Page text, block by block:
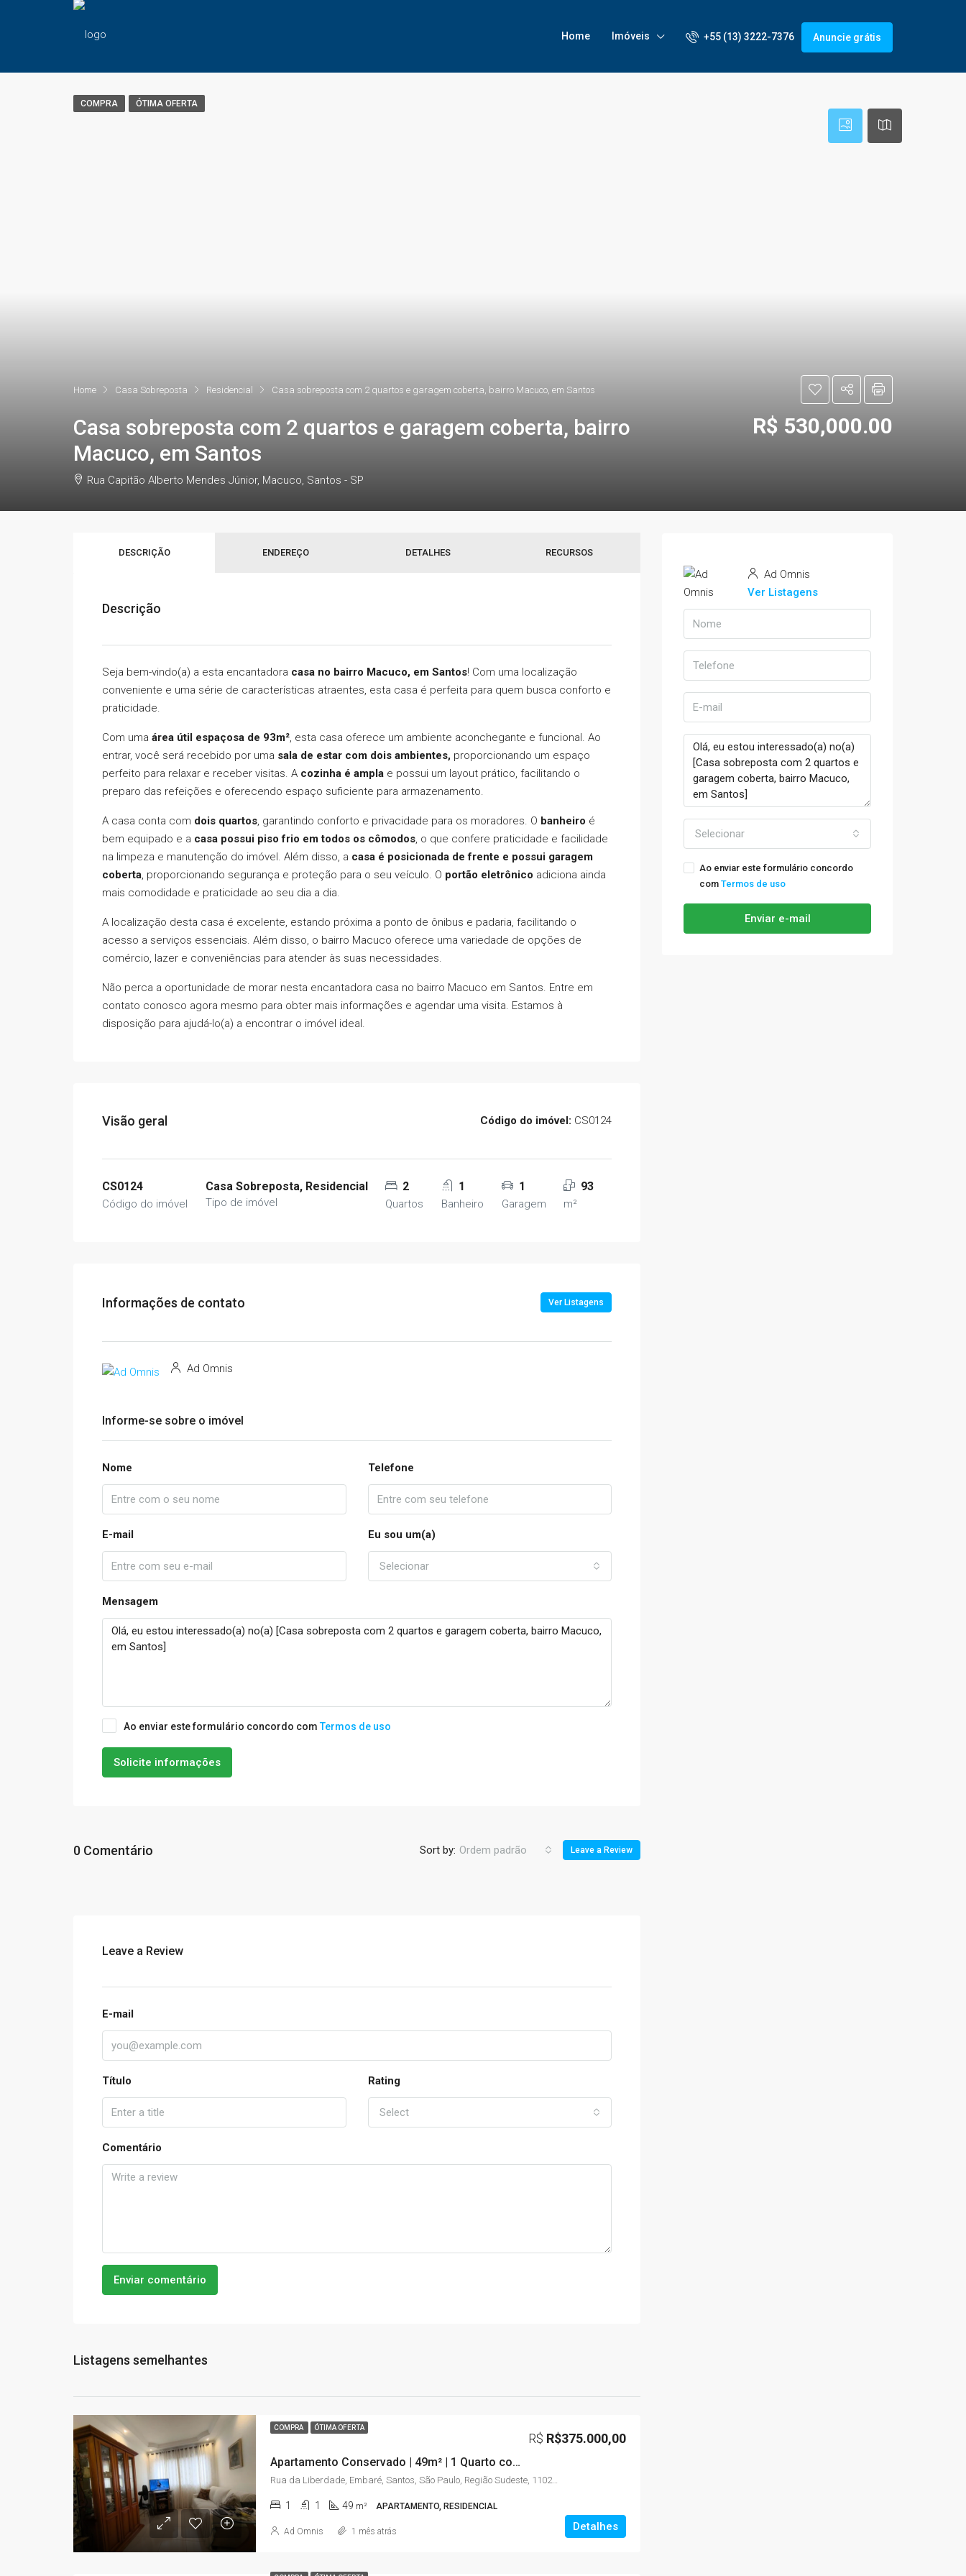
Home Imóveis +55 (13) 3222-7376 Anuncie grátis
COMPRA ÓTIMA OFERTA
Home Casa Sobreposta Residencial Casa sobreposta com 2 quartos e garagem coberta, bairro Macuco, em Santos
Casa sobreposta com 2 quartos e garagem coberta, bairro
Macuco, em Santos
R$ 530,000.00
Rua Capitão Alberto Mendes Júnior, Macuco, Santos - SP
DESCRIÇÃO ENDEREÇO DETALHES RECURSOS
Descrição
Seja bem-vindo(a) a esta encantadora casa no bairro Macuco, em Santos! Com uma localização
conveniente e uma série de características atraentes, esta casa é perfeita para quem busca conforto e
praticidade.
Com uma área útil espaçosa de 93m², esta casa oferece um ambiente aconchegante e funcional. Ao
entrar, você será recebido por uma sala de estar com dois ambientes, proporcionando um espaço
perfeito para relaxar e receber visitas. A cozinha é ampla e possui um layout prático, facilitando o
preparo das refeições e oferecendo espaço suficiente para armazenamento.
A casa conta com dois quartos, garantindo conforto e privacidade para os moradores. O banheiro é
bem equipado e a casa possui piso frio em todos os cômodos, o que confere praticidade e facilidade
na limpeza e manutenção do imóvel. Além disso, a casa é posicionada de frente e possui garagem
coberta, proporcionando segurança e proteção para o seu veículo. O portão eletrônico adiciona ainda
mais comodidade e praticidade ao seu dia a dia.
A localização desta casa é excelente, estando próxima a ponto de ônibus e padaria, facilitando o
acesso a serviços essenciais. Além disso, o bairro Macuco oferece uma variedade de opções de
comércio, lazer e conveniências para atender às suas necessidades.
Não perca a oportunidade de morar nesta encantadora casa no bairro Macuco em Santos. Entre em
contato conosco agora mesmo para obter mais informações e agendar uma visita. Estamos à
disposição para ajudá-lo(a) a encontrar o imóvel ideal.
Visão geral Código do imóvel: CS0124
CS0124
Código do imóvel
Casa Sobreposta, Residencial
Tipo de imóvel
2
Quartos
1
Banheiro
1
Garagem
93
m²
Informações de contato Ver Listagens
Ad Omnis
Informe-se sobre o imóvel
Nome Telefone
E-mail Eu sou um(a)
Selecionar
Mensagem
Ao enviar este formulário concordo comTermos de uso
Solicite informações
0 Comentário Sort by: Ordem padrão Leave a Review
Leave a Review
E-mail
Título Rating
Select
Comentário
Enviar comentário
Listagens semelhantes
COMPRA ÓTIMA OFERTA
Apartamento Conservado | 49m² | 1 Quarto com Sacada | Embaré – Santos/SP
R$ R$375.000,00
1 1 49 m² APARTAMENTO, RESIDENCIAL
Detalhes
Ad Omnis 1 mês atrás
Ad Omnis
Ver Listagens
Selecionar
Ao enviar este formulário concordo
com Termos de uso
Enviar e-mail